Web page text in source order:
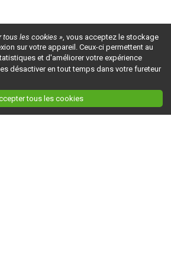
tous les cookies », vous acceptez le stockage
sur votre appareil. Ceux-ci permettent au
et d'améliorer votre expérience
désactiver en tout temps dans votre fureteur
tous les cookies